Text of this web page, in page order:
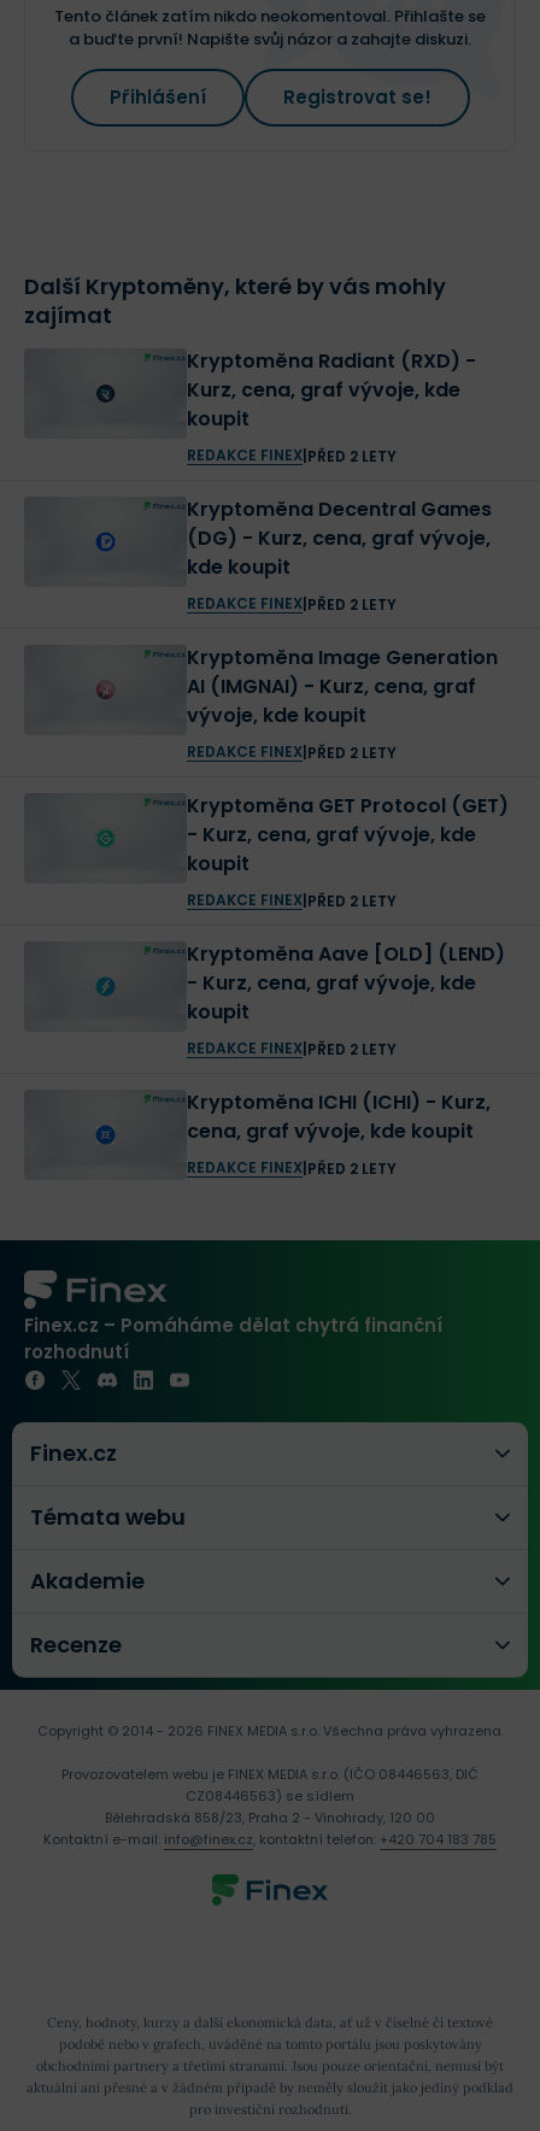
Tento článek zatím nikdo neokomentoval. Přihlašte se
a buďte první! Napište svůj názor a zahajte diskuzi.
Přihlášení Registrovat se!
Další Kryptoměny, které by vás mohly
zajímat
Kryptoměna Radiant (RXD) -
Kurz, cena, graf vývoje, kde
koupit
REDAKCE FINEX| PŘED 2 LETY
Kryptoměna Decentral Games
(DG) - Kurz, cena, graf vývoje,
kde koupit
REDAKCE FINEX| PŘED 2 LETY
Kryptoměna Image Generation
AI (IMGNAI) - Kurz, cena, graf
vývoje, kde koupit
REDAKCE FINEX| PŘED 2 LETY
Kryptoměna GET Protocol (GET)
- Kurz, cena, graf vývoje, kde
koupit
REDAKCE FINEX| PŘED 2 LETY
Kryptoměna Aave [OLD] (LEND)
- Kurz, cena, graf vývoje, kde
koupit
REDAKCE FINEX| PŘED 2 LETY
Kryptoměna ICHI (ICHI) - Kurz,
cena, graf vývoje, kde koupit
REDAKCE FINEX| PŘED 2 LETY
Finex.cz – Pomáháme dělat chytrá finanční
rozhodnutí
Finex.cz
Témata webu
Akademie
Recenze
Ceny, hodnoty, kurzy a další ekonomická data, ať už v číselné či textové
podobě nebo v grafech, uváděné na tomto portálu jsou poskytovány
obchodními partnery a třetími stranami. Jsou pouze orientační, nemusí být
aktuální ani přesné a v žádném případě by neměly sloužit jako jediný podklad
pro investiční rozhodnutí.
Copyright © 2014 - 2026 FINEX MEDIA s.r.o.Všechna práva vyhrazena.
Provozovatelem webu je FINEX MEDIA s.r.o. (IČO 08446563, DIČ
CZ08446563) se sídlem
Bělehradská 858/23, Praha 2 - Vinohrady, 120 00
Kontaktní e-mail: info@finex.cz, kontaktní telefon: +420 704 183 785